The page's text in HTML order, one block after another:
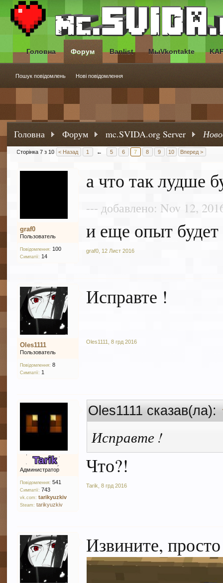
Головна Форум mc.SVIDA.org Server
Сторінка 7 з 10 < Назад 1 ← 5 6 7 8 9 10 Вперед >
graf0
Пользователь
Повідомлення: 100
Симпатії: 14
а что так лудше
--- добавлено: Nov 12,
и еще опыт будет
graf0 12 Лист 2016
Oles1111
Пользователь
Повідомлення: 8
Симпатії: 1
Исправте !
Oles1111 ,8 грд 2016
Tarik
Администратор
Повідомлення: 541
Симпатії: 743
vk.com: tarikyuzkiv
Steam: tarikyuzkiv
Oles1111 сказав(ла):
Исправте !
Что?!
Tarik ,8 грд 2016
Извините,
Головна Форум
Пошук повідомлень Нові повідомлення
Banlist МыVkontakte